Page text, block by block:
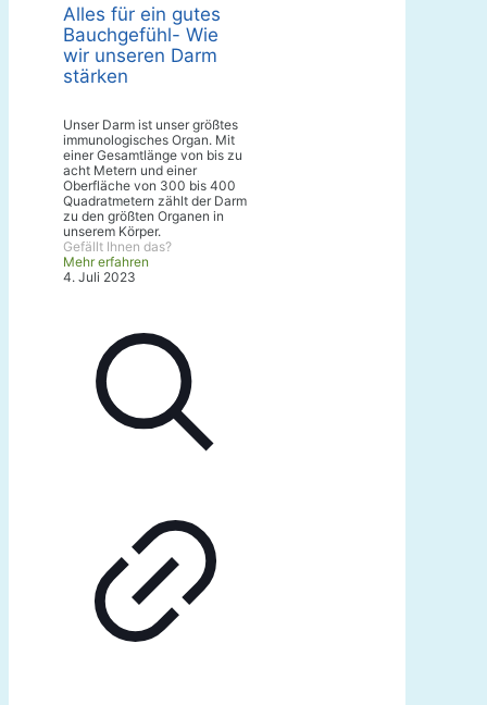
Alles für ein gutes
Bauchgefühl- Wie
wir unseren Darm
stärken
Unser Darm ist unser größtes
immunologisches Organ. Mit
einer Gesamtlänge von bis zu
acht Metern und einer
Oberfläche von 300 bis 400
Quadratmetern zählt der Darm
zu den größten Organen in
unserem Körper.
Gefällt Ihnen das?
Mehr erfahren
4. Juli 2023